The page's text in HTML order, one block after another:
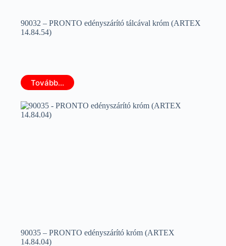
90032 – PRONTO edényszárító tálcával króm (ARTEX
14.84.54)
Tovább...
90035 – PRONTO edényszárító króm (ARTEX
14.84.04)